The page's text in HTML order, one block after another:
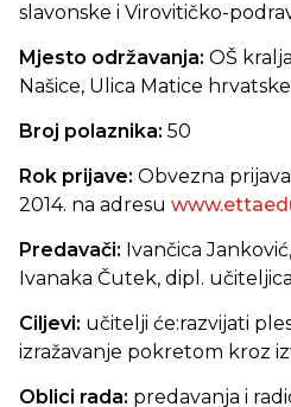
slavonske i Virovitičko-
Mjesto održavanja: OŠ
Našice, Ulica Matice hrvatske
Broj polaznika: 50
Rok prijave: Obvezna prijava
2014. na adresu
Predavači: Ivančica
Ivanaka Čutek, dipl. učiteljica
Ciljevi: učitelji će:razvijati
izražavanje pokretom kroz
Oblici rada: predavanja i